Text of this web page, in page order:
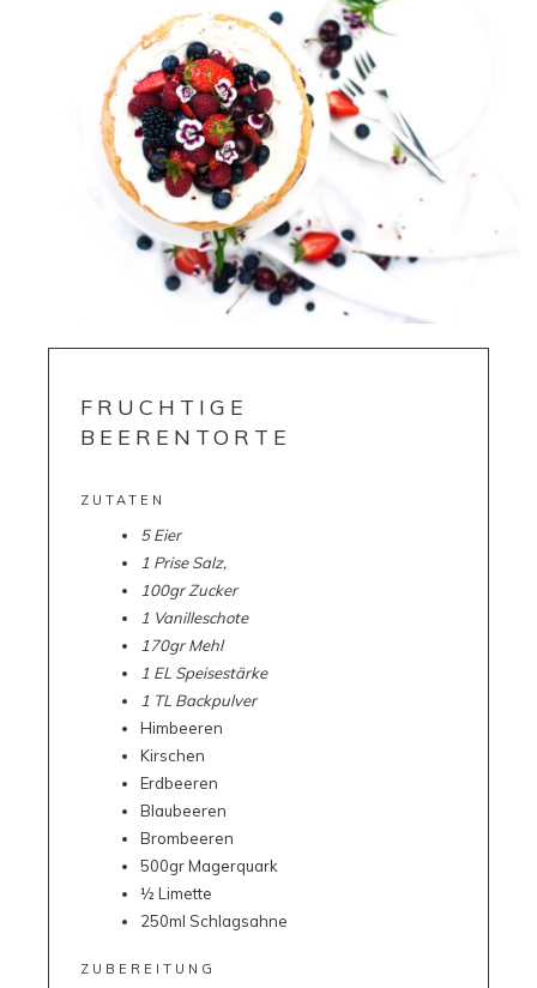
FRUCHTIGE
BEERENTORTE
ZUTATEN
5 Eier
1 Prise Salz,
100gr Zucker
1 Vanilleschote
170gr Mehl
1 EL Speisestärke
1 TL Backpulver
Himbeeren
Kirschen
Erdbeeren
Blaubeeren
Brombeeren
500gr Magerquark
½ Limette
250ml Schlagsahne
ZUBEREITUNG